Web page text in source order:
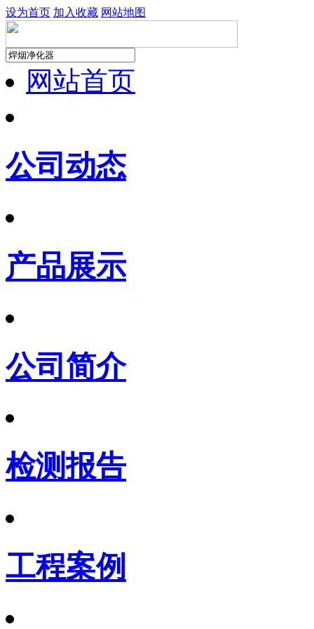
设为首页 加入收藏 网站地图
网站首页
公司动态
产品展示
公司简介
检测报告
工程案例